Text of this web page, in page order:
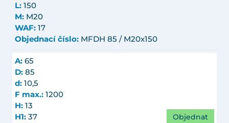
L: 150
M: M20
WAF: 17
Objednací číslo: MFDH 85 / M20x150
A: 65
D: 85
d: 10,5
F max.: 1200
H: 13
H1: 37 Objednat